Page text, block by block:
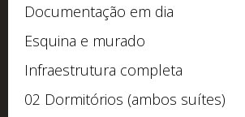
Documentação em dia
Esquina e murado
Infraestrutura completa
02 Dormitórios (ambos suítes)